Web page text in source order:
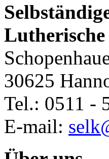
30625
Tel.: 0511 -
E-mail: